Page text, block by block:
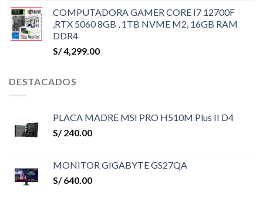
COMPUTADORA GAMER CORE I7 12700F
,RTX 5060 8GB , 1TB NVME M2, 16GB RAM
DDR4
S/4,299.00
DESTACADOS
PLACA MADRE MSI PRO H510M Plus II D4
S/240.00
MONITOR GIGABYTE GS27QA
S/640.00